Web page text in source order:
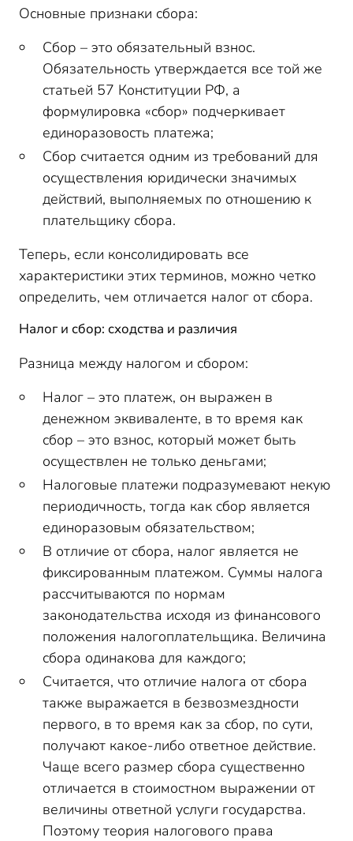
Основные признаки сбора:
Сбор – это обязательный взнос.
Обязательность утверждается все той же
статьей 57 Конституции РФ, а
формулировка «сбор» подчеркивает
единоразовость платежа;
Сбор считается одним из требований для
осуществления юридически значимых
действий, выполняемых по отношению к
плательщику сбора.
Теперь, если консолидировать все
характеристики этих терминов, можно четко
определить, чем отличается налог от сбора.
Налог и сбор: сходства и различия
Разница между налогом и сбором:
Налог – это платеж, он выражен в
денежном эквиваленте, в то время как
сбор – это взнос, который может быть
осуществлен не только деньгами;
Налоговые платежи подразумевают некую
периодичность, тогда как сбор является
единоразовым обязательством;
В отличие от сбора, налог является не
фиксированным платежом. Суммы налога
рассчитываются по нормам
законодательства исходя из финансового
положения налогоплательщика. Величина
сбора одинакова для каждого;
Считается, что отличие налога от сбора
также выражается в безвозмездности
первого, в то время как за сбор, по сути,
получают какое-либо ответное действие.
Чаще всего размер сбора существенно
отличается в стоимостном выражении от
величины ответной услуги государства.
Поэтому теория налогового права